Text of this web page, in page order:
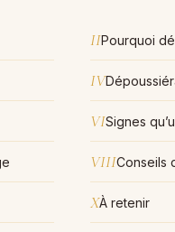
IIPourquoi
IV
VISignes
VIIIConseils
XÀ retenir